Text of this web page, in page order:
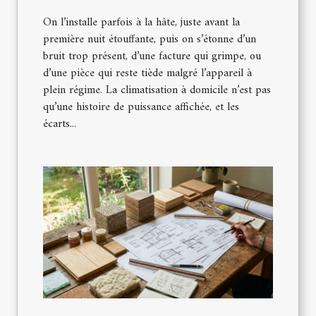
On l’installe parfois à la hâte, juste avant la
première nuit étouffante, puis on s’étonne d’un
bruit trop présent, d’une facture qui grimpe, ou
d’une pièce qui reste tiède malgré l’appareil à
plein régime. La climatisation à domicile n’est pas
qu’une histoire de puissance affichée, et les
écarts...